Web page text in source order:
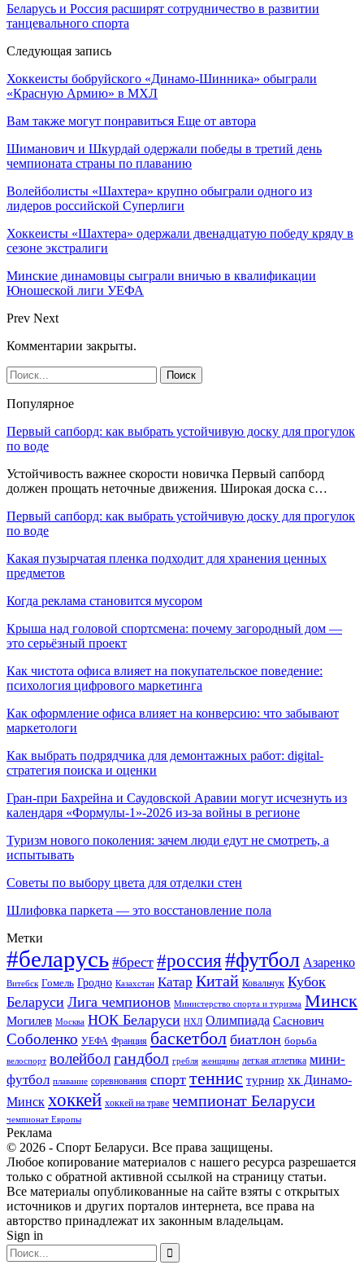
Беларусь и Россия расширят сотрудничество в развитии
танцевального спорта
Следующая запись
Хоккеисты бобруйского «Динамо-Шинника» обыграли
«Красную Армию» в МХЛ
Вам также могут понравиться Еще от автора
Шиманович и Шкурдай одержали победы в третий день
чемпионата страны по плаванию
Волейболисты «Шахтера» крупно обыграли одного из
лидеров российской Суперлиги
Хоккеисты «Шахтера» одержали двенадцатую победу кряду в
сезоне экстралиги
Минские динамовцы сыграли вничью в квалификации
Юношеской лиги УЕФА
Prev Next
Комментарии закрыты.
Популярное
Первый сапборд: как выбрать устойчивую доску для прогулок
по воде
Устойчивость важнее скорости новичка Первый сапборд
должен прощать неточные движения. Широкая доска с…
Первый сапборд: как выбрать устойчивую доску для прогулок
по воде
Какая пузырчатая пленка подходит для хранения ценных
предметов
Когда реклама становится мусором
Крыша над головой спортсмена: почему загородный дом —
это серьёзный проект
Как чистота офиса влияет на покупательское поведение:
психология цифрового маркетинга
Как оформление офиса влияет на конверсию: что забывают
маркетологи
Как выбрать подрядчика для демонтажных работ: digital-
стратегия поиска и оценки
Гран-при Бахрейна и Саудовской Аравии могут исчезнуть из
календаря «Формулы-1»-2026 из-за войны в регионе
Туризм нового поколения: зачем люди едут не смотреть, а
испытывать
Советы по выбору цвета для отделки стен
Шлифовка паркета — это восстановление пола
Метки
#беларусь #брест #россия#футбол Азаренко
Витебск Гомель Гродно Казахстан Катар Китай Ковальчук Кубок
Беларуси Лига чемпионов Министерство спорта и туризма Минск
Могилев Москва НОК Беларуси НХЛ Олимпиада Саснович
Соболенко УЕФА Франция баскетбол биатлон борьба
велоспорт волейболгандбол гребля женщины легкая атлетика мини-
футбол плавание соревнования спорт теннис турнир хк Динамо-
Минск хоккей хоккей на траве чемпионат Беларуси
чемпионат Европы
Реклама
© 2026 - Спорт Беларуси. Все права защищены.
Любое копирование материалов с нашего ресурса разрешается
только с обратной активной ссылкой на страницу статьи.
Все материалы опубликованные на сайте взяты с открытых
источников и других порталов интернета, все права на
авторство принадлежат их законным владельцам.
Sign in